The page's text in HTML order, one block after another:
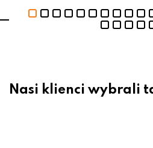
Nasi klienci wybrali